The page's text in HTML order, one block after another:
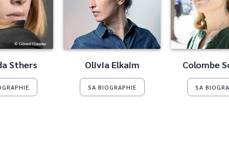
Sthers Olivia Elkaim
SA BIOGRAPHIE
Colombe
SA